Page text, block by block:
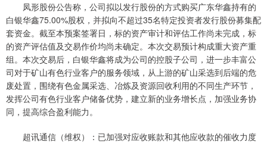
凤形股份公告称，公司拟以发行股份的方式购买广东华鑫持有的
白银华鑫75.00%股权，并拟向不超过35名特定投资者发行股份募集配
套资金。截至本预案签署日，标的资产审计和评估工作尚未完成，标
的资产评估值及交易作价均尚未确定。本次交易预计构成重大资产重
组。本次交易后，白银华鑫将成为公司的控股子公司，进一步丰富公
司对于矿山有色行业客户的服务领域，从上游的矿山采选到后端的危
废处置，围绕有色金属采选、冶炼及资源回收利用的不同生产环节，
发挥公司有色行业客户储备优势，建立新的业务增长点，加强业务协
同，提高综合盈利能力。
超讯通信（维权）：已加强对应收账款和其他应收款的催收力度